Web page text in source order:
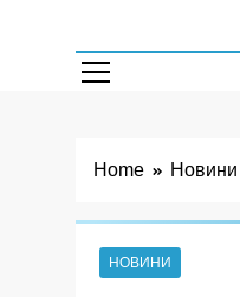
Home Новини
НОВИНИ